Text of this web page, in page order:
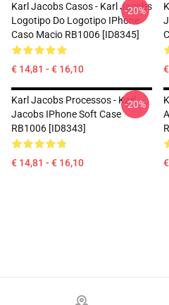
Karl Jacobs Casos - Karl Jacobs
Logotipo Do Logotipo IPhone
Caso Macio RB1006 [ID8345]
€ 14,81 - € 16,10
-20%
Karl Jacobs Processos - Karl
Jacobs IPhone Soft Case
RB1006 [ID8343]
€ 14,81 - € 16,10
-20%